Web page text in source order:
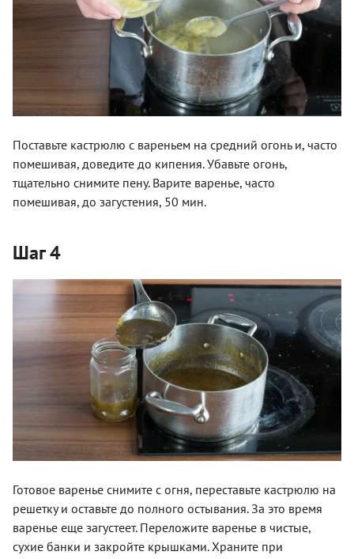
Поставьте кастрюлю с вареньем на средний огонь и, часто
помешивая, доведите до кипения. Убавьте огонь,
тщательно снимите пену. Варите варенье, часто
помешивая, до загустения, 50 мин.
Шаг 4
Готовое варенье снимите с огня, переставьте кастрюлю на
решетку и оставьте до полного остывания. За это время
варенье еще загустеет. Переложите варенье в чистые,
сухие банки и закройте крышками. Храните при